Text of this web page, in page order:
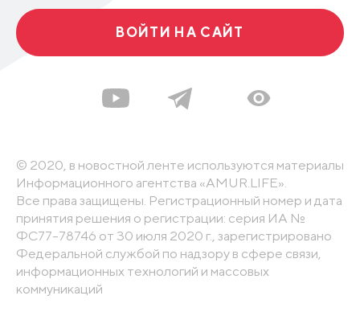
ВОЙТИ НА САЙТ
© 2020, в новостной ленте используются материалы
Информационного агентства «AMUR.LIFE».
Все права защищены. Регистрационный номер и дата
принятия решения о регистрации: серия ИА №
ФС77-78746 от 30 июля 2020 г., зарегистрировано
Федеральной службой по надзору в сфере связи,
информационных технологий и массовых
коммуникаций